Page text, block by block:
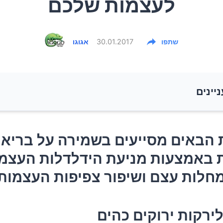
לעצמות שלכם
אגוגו 30.01.2017 שתפו
הבאים מסייעים בשמירה על בריאות העצמות באמצעות
העצמות, מניעת מחלות עצם ושיפור צפיפות העצמות.
הבאים מסייעים בשמירה על
באמצעות מניעת הידלדלות
עצם ושיפור צפיפות